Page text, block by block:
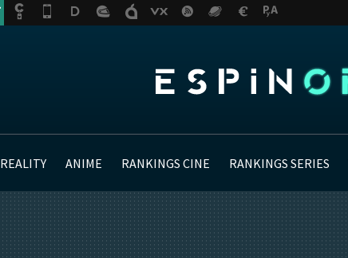
REALITY ANIME RANKINGS CINE RANKINGS SERIES